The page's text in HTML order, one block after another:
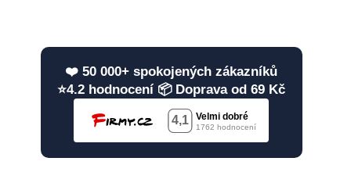
❤️ 50 000+ spokojených zákazníků
⭐4.2 hodnocení 📦 Doprava od 69 Kč